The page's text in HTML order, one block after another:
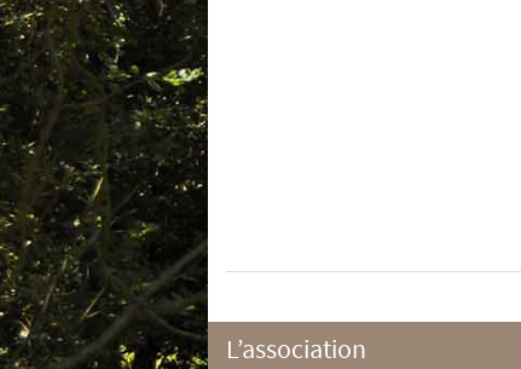
L’association